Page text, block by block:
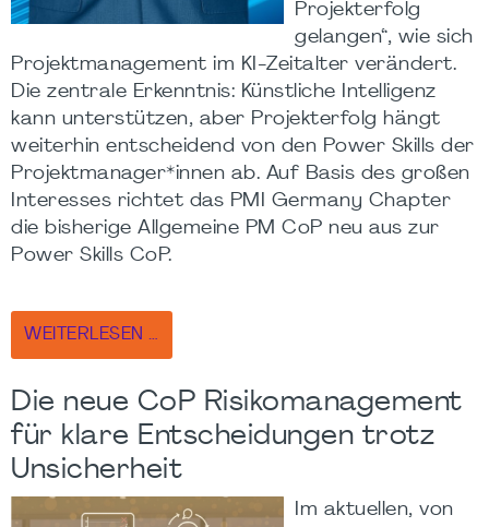
Projekterfolg
gelangen“, wie sich
Projektmanagement im KI-Zeitalter verändert.
Die zentrale Erkenntnis: Künstliche Intelligenz
kann unterstützen, aber Projekterfolg hängt
weiterhin entscheidend von den Power Skills der
Projektmanager*innen ab. Auf Basis des großen
Interesses richtet das PMI Germany Chapter
die bisherige Allgemeine PM CoP neu aus zur
Power Skills CoP.
WEITERLESEN …
Die neue CoP Risikomanagement
für klare Entscheidungen trotz
Unsicherheit
Im aktuellen, von